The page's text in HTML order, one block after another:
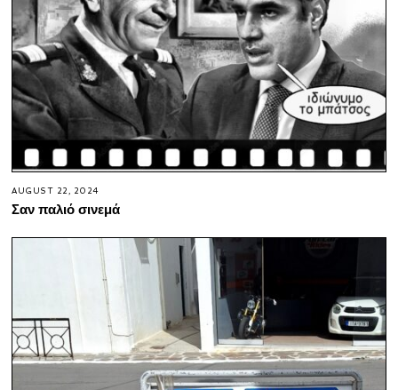
AUGUST 22, 2024
Σαν παλιό σινεμά